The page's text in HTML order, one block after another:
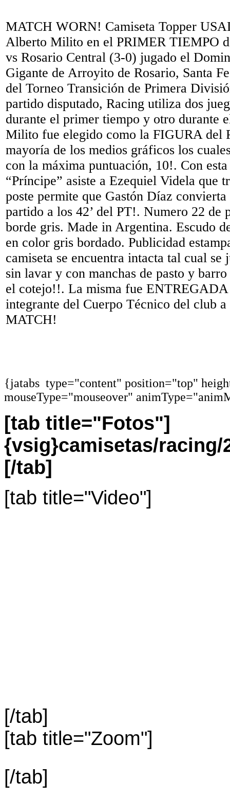
MATCH WORN! Camiseta Topper
Alberto Milito en el PRIMER TIEMPO
vs Rosario Central (3-0) jugado el
Gigante de Arroyito de Rosario, Santa
del Torneo Transición de Primera
partido disputado, Racing utiliza dos
durante el primer tiempo y otro durante
Milito fue elegido como la FIGURA del
mayoría de los medios gráficos los
con la máxima puntuación, 10!. Con
“Príncipe” asiste a Ezequiel Videla que
poste permite que Gastón Díaz
partido a los 42’ del PT!. Numero 22 de
borde gris. Made in Argentina. Escudo
en color gris bordado. Publicidad
camiseta se encuentra intacta tal cual se
sin lavar y con manchas de pasto y
el cotejo!!. La misma fue
integrante del Cuerpo Técnico del club
MATCH!
{jatabs type="content" position="top"
mouseType="mouseover"
[tab title="Fotos"]
{vsig}camisetas/racing/
[/tab]
[tab title="Video"]
[/tab]
[tab title="Zoom"]
[/tab]